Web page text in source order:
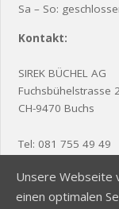
Sa – So:
Kontakt:
SIREK BÜCHEL AG
Fuchsbühelstrasse
CH-9470 Buchs
Tel: 081 755 49 49
E-Mail:
Unsere Webseite
einen optimalen